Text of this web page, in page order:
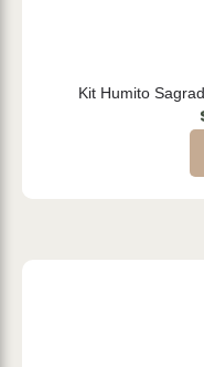
Kit Humito